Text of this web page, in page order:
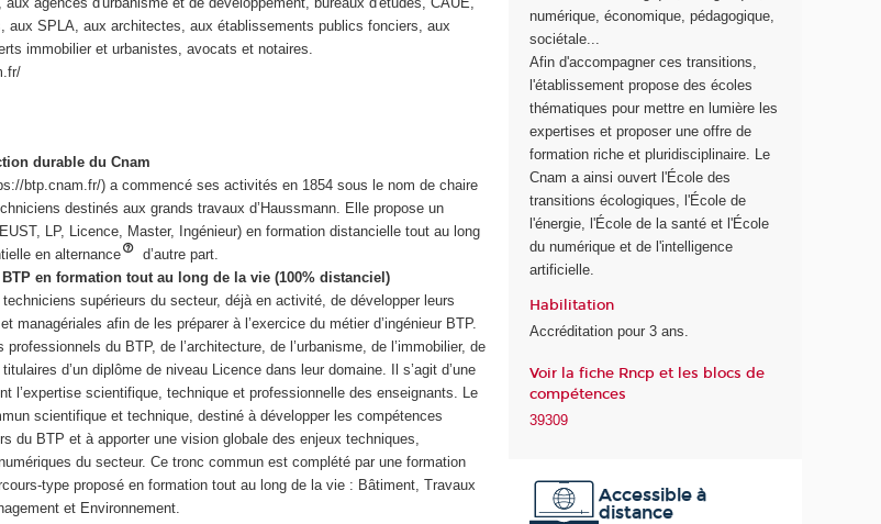
aux SPLA, aux architectes, aux établissements publics fonciers, aux
immobilier et urbanistes, avocats et notaires.
durable du Cnam
btp.cnam.fr/) a commencé ses activités en 1854 sous le nom de chaire
destinés aux grands travaux d’Haussmann. Elle propose un
LP, Licence, Master, Ingénieur) en formation distancielle tout au long
en alternance
d’autre part.
en formation tout au long de la vie (100% distanciel)
supérieurs du secteur, déjà en activité, de développer leurs
managériales afin de les préparer à l’exercice du métier d’ingénieur BTP.
professionnels du BTP, de l’architecture, de l’urbanisme, de l’immobilier, de
d’un diplôme de niveau Licence dans leur domaine. Il s’agit d’une
l’expertise scientifique, technique et professionnelle des enseignants. Le
scientifique et technique, destiné à développer les compétences
du BTP et à apporter une vision globale des enjeux techniques,
du secteur. Ce tronc commun est complété par une formation
type proposé en formation tout au long de la vie : Bâtiment, Travaux
et Environnement.
numérique, économique, pédagogique,
sociétale...
Afin d'accompagner ces transitions,
l'établissement propose des écoles
thématiques pour mettre en lumière les
expertises et proposer une offre de
formation riche et pluridisciplinaire. Le
Cnam a ainsi ouvert l'École des
transitions écologiques, l'École de
l'énergie, l'École de la santé et l'École
du numérique et de l'intelligence
artificielle.
Habilitation
Accréditation pour 3 ans.
Voir la fiche Rncp et les blocs de
compétences
39309
Accessible à
distance